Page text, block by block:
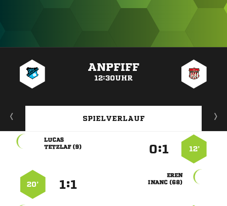
ANPFIFF
12:30UHR
SPIELVERLAUF
12’
:

 

 
:
20’